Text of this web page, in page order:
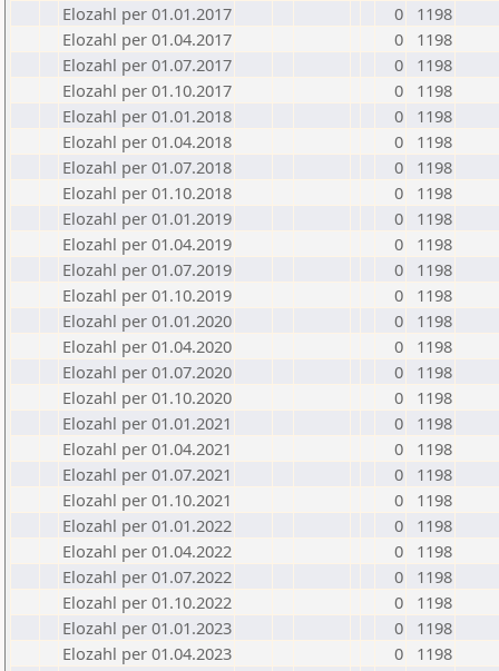
Elozahl per 01.01.2017
0
1198
Elozahl per 01.04.2017
0
1198
Elozahl per 01.07.2017
0
1198
Elozahl per 01.10.2017
0
1198
Elozahl per 01.01.2018
0
1198
Elozahl per 01.04.2018
0
1198
Elozahl per 01.07.2018
0
1198
Elozahl per 01.10.2018
0
1198
Elozahl per 01.01.2019
0
1198
Elozahl per 01.04.2019
0
1198
Elozahl per 01.07.2019
0
1198
Elozahl per 01.10.2019
0
1198
Elozahl per 01.01.2020
0
1198
Elozahl per 01.04.2020
0
1198
Elozahl per 01.07.2020
0
1198
Elozahl per 01.10.2020
0
1198
Elozahl per 01.01.2021
0
1198
Elozahl per 01.04.2021
0
1198
Elozahl per 01.07.2021
0
1198
Elozahl per 01.10.2021
0
1198
Elozahl per 01.01.2022
0
1198
Elozahl per 01.04.2022
0
1198
Elozahl per 01.07.2022
0
1198
Elozahl per 01.10.2022
0
1198
Elozahl per 01.01.2023
0
1198
Elozahl per 01.04.2023
0
1198